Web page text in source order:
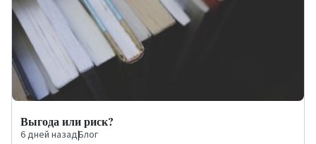
Выгода или риск?
6 дней назад|Блог